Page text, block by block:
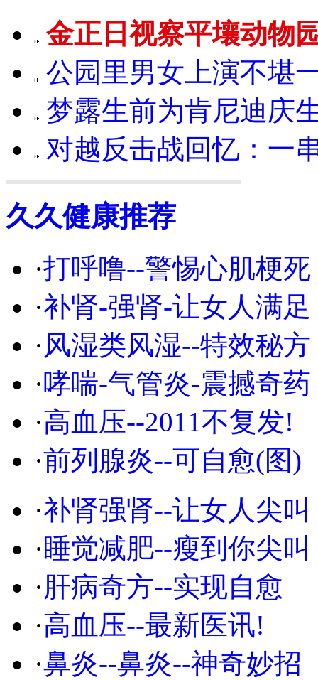
金正日视察平壤动物
公园里男女上演不堪
梦露生前为肯尼迪庆
对越反击战回忆：一
久久健康推荐
·打呼噜--警惕心肌梗死
·补肾-强肾-让女人满足
· 风湿类风湿--特效秘方
·哮喘-气管炎-震撼奇药
·高血压--2011不复发!
·前列腺炎--可自愈(图)
·补肾强肾--让女人尖叫
·睡觉减肥--瘦到你尖叫
·肝病奇方--实现自愈
·高血压--最新医讯!
·鼻炎--鼻炎--神奇妙招